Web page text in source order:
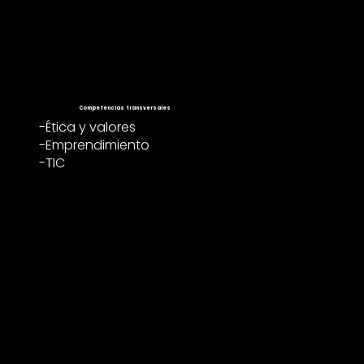
Competencias transversales
-Ética y valores
-Emprendimiento
-TIC